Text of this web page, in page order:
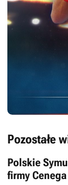
Pozostałe
Polskie
firmy Cenega